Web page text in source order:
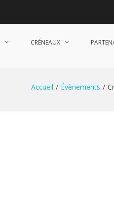
CRÉNEAUX
Accueil Évènements